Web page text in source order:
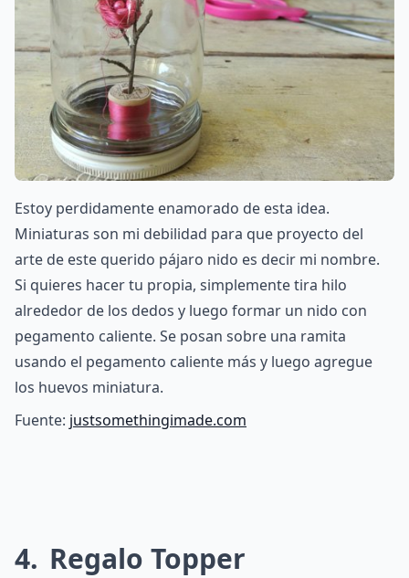
Estoy perdidamente enamorado de esta idea.
Miniaturas son mi debilidad para que proyecto del
arte de este querido pájaro nido es decir mi nombre.
Si quieres hacer tu propia, simplemente tira hilo
alrededor de los dedos y luego formar un nido con
pegamento caliente. Se posan sobre una ramita
usando el pegamento caliente más y luego agregue
los huevos miniatura.
Fuente: justsomethingimade.com
4 Regalo Topper